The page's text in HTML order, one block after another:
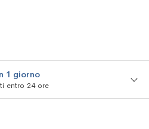
1 giorno
entro 24 ore